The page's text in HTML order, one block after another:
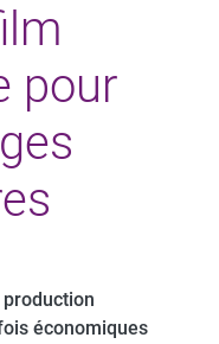
pour
économiques